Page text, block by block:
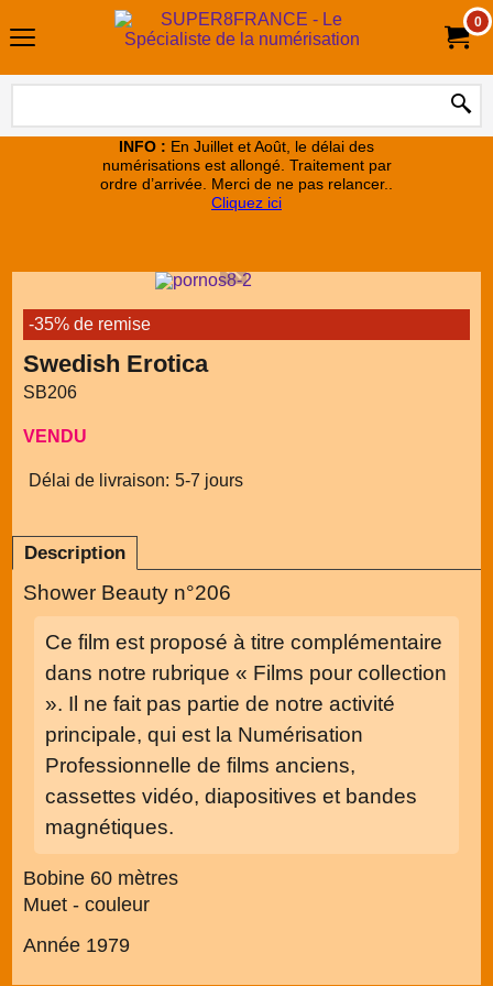
0
INFO : En Juillet et Août, le délai des
numérisations est allongé. Traitement par
ordre d’arrivée. Merci de ne pas relancer..
Cliquez ici
-35% de remise
Swedish Erotica
SB206
VENDU
Délai de livraison: 5-7 jours
Description
Shower Beauty n°206
Ce film est proposé à titre complémentaire
dans notre rubrique « Films pour collection
». Il ne fait pas partie de notre activité
principale, qui est la Numérisation
Professionnelle de films anciens,
cassettes vidéo, diapositives et bandes
magnétiques.
Bobine 60 mètres
Muet - couleur
Année 1979